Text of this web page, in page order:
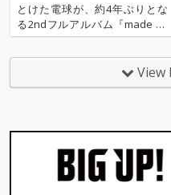
とけた電球が、約4年ぶりとな
る2ndフルアルバム『made by
you』を2025年8月20日にデジ
タルリリースすることが決定し
た。 アルバムリリースに先駆け
て、8月13日に「悲しみの置き
たク
View